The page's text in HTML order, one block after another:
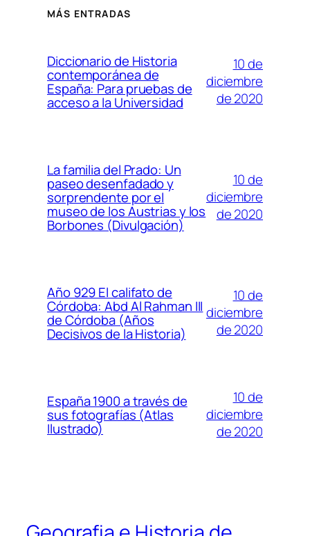
MÁS ENTRADAS
Diccionario de Historia
contemporánea de
España: Para pruebas de
acceso a la Universidad
10 de
diciembre
de 2020
La familia del Prado: Un
paseo desenfadado y
sorprendente por el
museo de los Austrias y los
Borbones (Divulgación)
10 de
diciembre
de 2020
Año 929 El califato de
Córdoba: Abd Al Rahman III
de Córdoba (Años
Decisivos de la Historia)
10 de
diciembre
de 2020
España 1900 a través de
sus fotografías (Atlas
Ilustrado)
10 de
diciembre
de 2020